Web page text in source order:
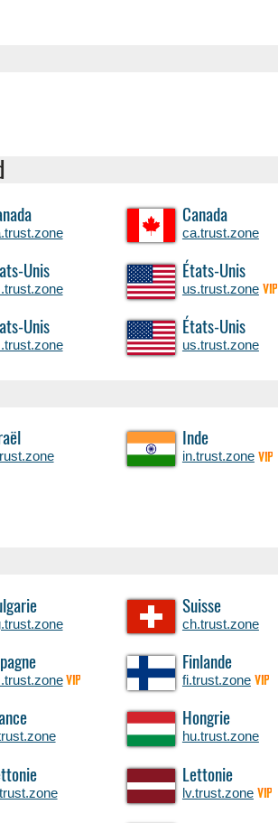
Canada
ca.trust.zone
Unis États-Unis
us.trust.zone VIP
Unis États-Unis
us.trust.zone
Inde
in.trust.zone VIP
Suisse
ch.trust.zone
VIP
Finlande
fi.trust.zone VIP
Hongrie
hu.trust.zone
Lettonie
lv.trust.zone VIP